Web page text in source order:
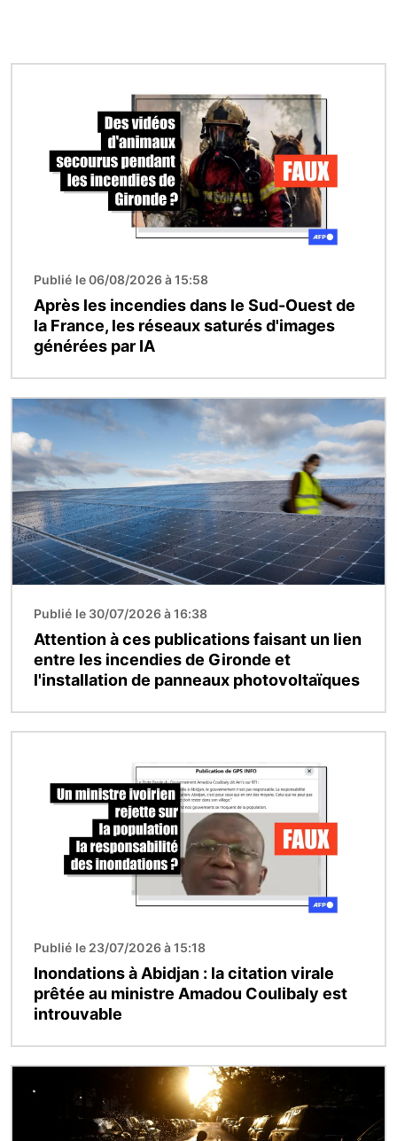
Publié le 06/08/2026 à 15:58
Après les incendies dans le Sud-Ouest de
la France, les réseaux saturés d'images
générées par IA
Image
Publié le 30/07/2026 à 16:38
Attention à ces publications faisant un lien
entre les incendies de Gironde et
l'installation de panneaux photovoltaïques
Publié le 23/07/2026 à 15:18
Inondations à Abidjan : la citation virale
prêtée au ministre Amadou Coulibaly est
introuvable